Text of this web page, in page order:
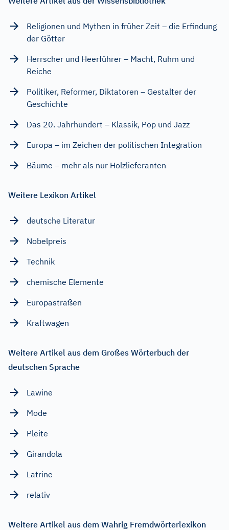
Religionen und Mythen in früher Zeit – die Erfindung
der Götter
Herrscher und Heerführer – Macht, Ruhm und
Reiche
Politiker, Reformer, Diktatoren – Gestalter der
Geschichte
Das 20. Jahrhundert – Klassik, Pop und Jazz
Europa – im Zeichen der politischen Integration
Bäume – mehr als nur Holzlieferanten
Weitere Lexikon Artikel
deutsche Literatur
Nobelpreis
Technik
chemische Elemente
Europastraßen
Kraftwagen
Weitere Artikel aus dem Großes Wörterbuch der
deutschen Sprache
Lawine
Mode
Pleite
Girandola
Latrine
relativ
Weitere Artikel aus dem Wahrig Fremdwörterlexikon